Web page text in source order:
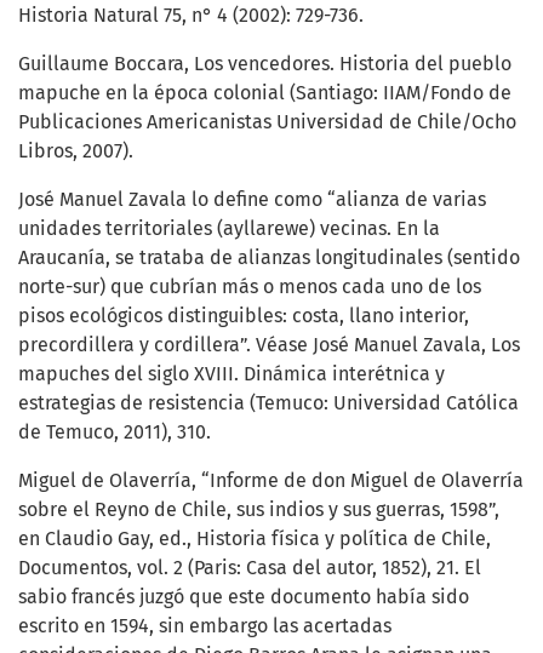
Historia Natural 75, n° 4 (2002): 729-736.
Guillaume Boccara, Los vencedores. Historia del pueblo
mapuche en la época colonial (Santiago: IIAM/Fondo de
Publicaciones Americanistas Universidad de Chile/Ocho
Libros, 2007).
José Manuel Zavala lo define como “alianza de varias
unidades territoriales (ayllarewe) vecinas. En la
Araucanía, se trataba de alianzas longitudinales (sentido
norte-sur) que cubrían más o menos cada uno de los
pisos ecológicos distinguibles: costa, llano interior,
precordillera y cordillera”. Véase José Manuel Zavala, Los
mapuches del siglo XVIII. Dinámica interétnica y
estrategias de resistencia (Temuco: Universidad Católica
de Temuco, 2011), 310.
Miguel de Olaverría, “Informe de don Miguel de Olaverría
sobre el Reyno de Chile, sus indios y sus guerras, 1598”,
en Claudio Gay, ed., Historia física y política de Chile,
Documentos, vol. 2 (Paris: Casa del autor, 1852), 21. El
sabio francés juzgó que este documento había sido
escrito en 1594, sin embargo las acertadas